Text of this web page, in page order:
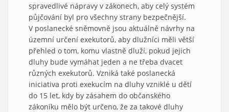
spravedlivé nápravy v zákonech, aby celý systém
půjčování byl pro všechny strany bezpečnější.
V poslanecké sněmovně jsou aktuálně návrhy na
územní určení exekutorů, aby dlužníci měli větší
přehled o tom, komu vlastně dluží, pokud jejich
dluhy bude vymáhat jeden a ne třeba dvacet
různých exekutorů. Vzniká také poslanecká
iniciativa proti exekucím na dluhy vzniklé u dětí
do 15 let, kdy by zásahem do občanského
zákoníku mělo být určeno, že za takové dluhy